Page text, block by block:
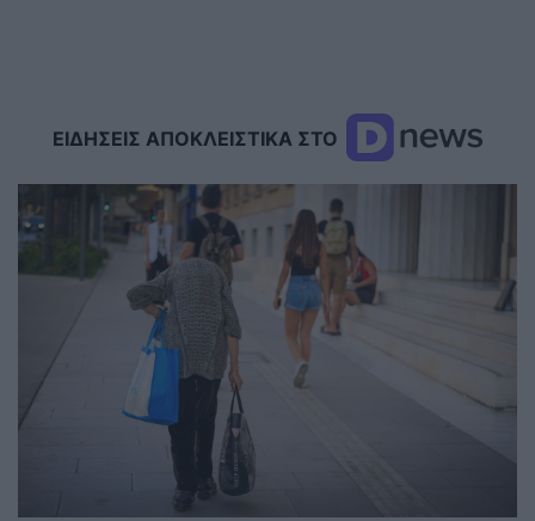
ΕΙΔΗΣΕΙΣ ΑΠΟΚΛΕΙΣΤΙΚΑ ΣΤΟ